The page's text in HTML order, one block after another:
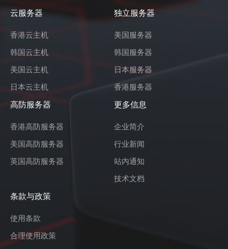
windows server 2016评估版升级成为标准版
windows设置磁盘分区
linux如何查询文件及文件夹大小？
centos7如何快速添加ip
windows系统，远程连接是报错函数不受支持（修改注册
表）
windows10PC机如何远程连接win2012服务器
云服务器
香港云主机
韩国云主机
美国云主机
日本云主机
独立服务器
美国服务器
韩国服务器
日本服务器
香港服务器
高防服务器
香港高防服务器
美国高防服务器
英国高防服务器
更多信息
企业简介
行业新闻
站内通知
技术文档
条款与政策
使用条款
合理使用政策